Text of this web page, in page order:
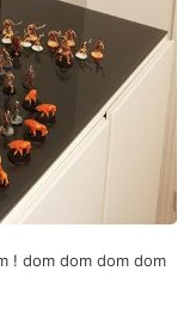
! dom dom dom dom